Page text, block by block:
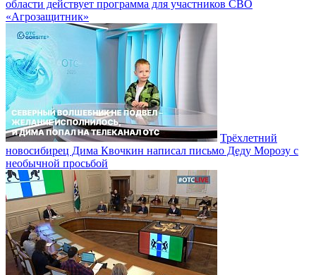
области действует программа для участников СВО
«Агрозащитник»
Трёхлетний
новосибирец Дима Квочкин написал письмо Деду Морозу с
необычной просьбой